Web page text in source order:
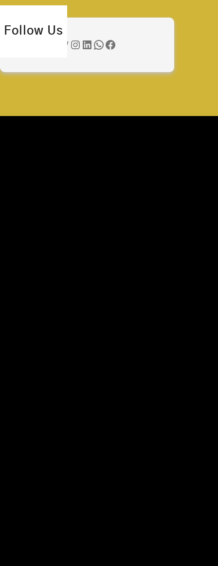
Follow Us
Instagram LinkedIn WhatsApp Facebook